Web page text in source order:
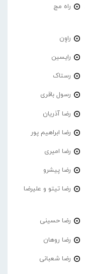
راه مج
راوِن
رایسین
رستاک
رسول باقری
رضا آذریان
رضا ابراهیم پور
رضا امیری
رضا پیشرو
رضا تیتو و علیرضا
رضا حسینی
رضا روهان
رضا شعبانی